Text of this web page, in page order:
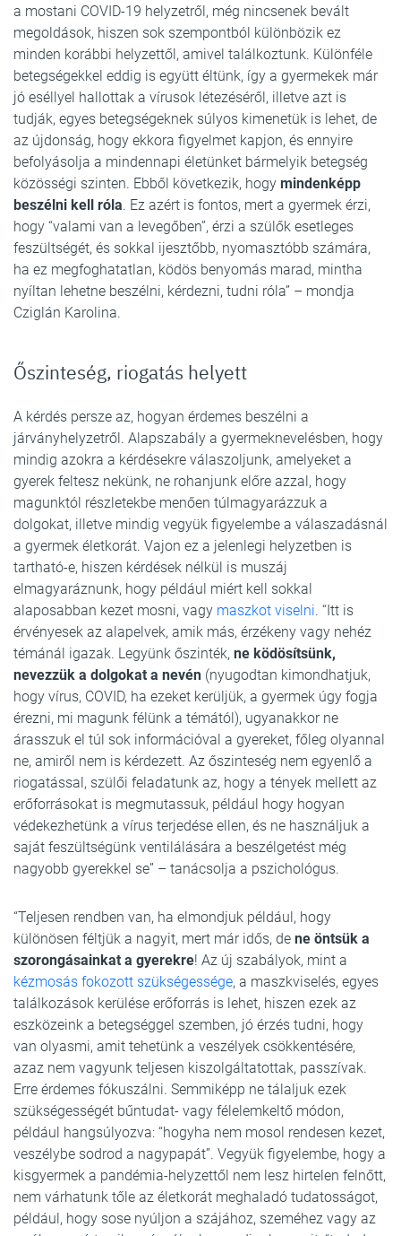
a mostani COVID-19 helyzetről, még nincsenek bevált
megoldások, hiszen sok szempontból különbözik ez
minden korábbi helyzettől, amivel találkoztunk. Különféle
betegségekkel eddig is együtt éltünk, így a gyermekek már
jó eséllyel hallottak a vírusok létezéséről, illetve azt is
tudják, egyes betegségeknek súlyos kimenetük is lehet, de
az újdonság, hogy ekkora figyelmet kapjon, és ennyire
befolyásolja a mindennapi életünket bármelyik betegség
közösségi szinten. Ebből következik, hogy mindenképp
beszélni kell róla. Ez azért is fontos, mert a gyermek érzi,
hogy “valami van a levegőben”, érzi a szülők esetleges
feszültségét, és sokkal ijesztőbb, nyomasztóbb számára,
ha ez megfoghatatlan, ködös benyomás marad, mintha
nyíltan lehetne beszélni, kérdezni, tudni róla” – mondja
Cziglán Karolina.
Őszinteség, riogatás helyett
A kérdés persze az, hogyan érdemes beszélni a
járványhelyzetről. Alapszabály a gyermeknevelésben, hogy
mindig azokra a kérdésekre válaszoljunk, amelyeket a
gyerek feltesz nekünk, ne rohanjunk előre azzal, hogy
magunktól részletekbe menően túlmagyarázzuk a
dolgokat, illetve mindig vegyük figyelembe a válaszadásnál
a gyermek életkorát. Vajon ez a jelenlegi helyzetben is
tartható-e, hiszen kérdések nélkül is muszáj
elmagyaráznunk, hogy például miért kell sokkal
alaposabban kezet mosni, vagy maszkot viselni. “Itt is
érvényesek az alapelvek, amik más, érzékeny vagy nehéz
témánál igazak. Legyünk őszinték, ne ködösítsünk,
nevezzük a dolgokat a nevén (nyugodtan kimondhatjuk,
hogy vírus, COVID, ha ezeket kerüljük, a gyermek úgy fogja
érezni, mi magunk félünk a témától), ugyanakkor ne
árasszuk el túl sok információval a gyereket, főleg olyannal
ne, amiről nem is kérdezett. Az őszinteség nem egyenlő a
riogatással, szülői feladatunk az, hogy a tények mellett az
erőforrásokat is megmutassuk, például hogy hogyan
védekezhetünk a vírus terjedése ellen, és ne használjuk a
saját feszültségünk ventilálására a beszélgetést még
nagyobb gyerekkel se” – tanácsolja a pszichológus.
“Teljesen rendben van, ha elmondjuk például, hogy
különösen féltjük a nagyit, mert már idős, de ne öntsük a
szorongásainkat a gyerekre! Az új szabályok, mint a
kézmosás fokozott szükségessége, a maszkviselés, egyes
találkozások kerülése erőforrás is lehet, hiszen ezek az
eszközeink a betegséggel szemben, jó érzés tudni, hogy
van olyasmi, amit tehetünk a veszélyek csökkentésére,
azaz nem vagyunk teljesen kiszolgáltatottak, passzívak.
Erre érdemes fókuszálni. Semmiképp ne tálaljuk ezek
szükségességét bűntudat- vagy félelemkeltő módon,
például hangsúlyozva: “hogyha nem mosol rendesen kezet,
veszélybe sodrod a nagypapát”. Vegyük figyelembe, hogy a
kisgyermek a pandémia-helyzettől nem lesz hirtelen felnőtt,
nem várhatunk tőle az életkorát meghaladó tudatosságot,
például, hogy sose nyúljon a szájához, szeméhez vagy az